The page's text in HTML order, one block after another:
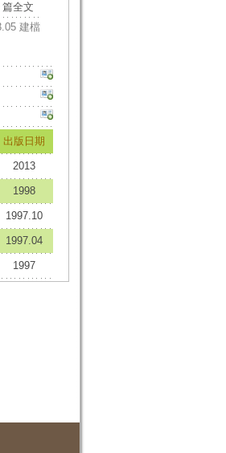
全文
建檔
出版日期
2013
1998
1997.10
1997.04
1997